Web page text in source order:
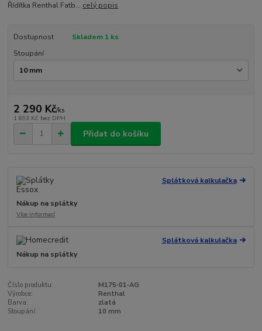
Řídítka Renthal Fatb... celý popis
Dostupnost
Skladem 1 ks
Stoupání
2 290 Kč/ks
1 893 Kč bez DPH
Přidat do košíku
Splátková kalkulačka
Nákup na splátky
Více informací
Splátková kalkulačka
Nákup na splátky
Číslo produktu:
M175‑01‑AG
Výrobce:
Renthal
Barva:
zlatá
Stoupání:
10 mm